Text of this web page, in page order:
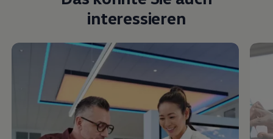
interessieren